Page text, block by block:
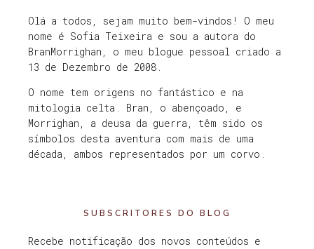
Olá a todos, sejam muito bem-vindos! O meu
nome é Sofia Teixeira e sou a autora do
BranMorrighan, o meu blogue pessoal criado a
13 de Dezembro de 2008.
O nome tem origens no fantástico e na
mitologia celta. Bran, o abençoado, e
Morrighan, a deusa da guerra, têm sido os
símbolos desta aventura com mais de uma
década, ambos representados por um corvo.
SUBSCRITORES DO BLOG
Recebe notificação dos novos conteúdos e